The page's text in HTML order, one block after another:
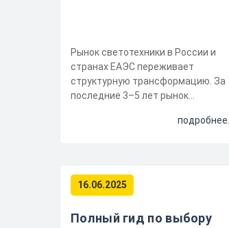
Рынок светотехники в России и
странах ЕАЭС переживает
структурную трансформацию. За
последние 3–5 лет рынок
подробнее...
16.06.2025
Полный гид по выбору